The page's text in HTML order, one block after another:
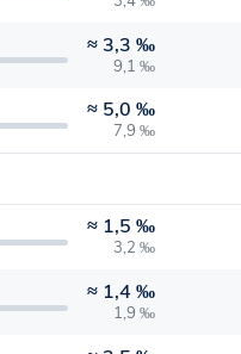
≈ 3,3 ‰
9,1 ‰
≈ 5,0 ‰
7,9 ‰
≈ 1,5 ‰
3,2 ‰
≈ 1,4 ‰
1,9 ‰